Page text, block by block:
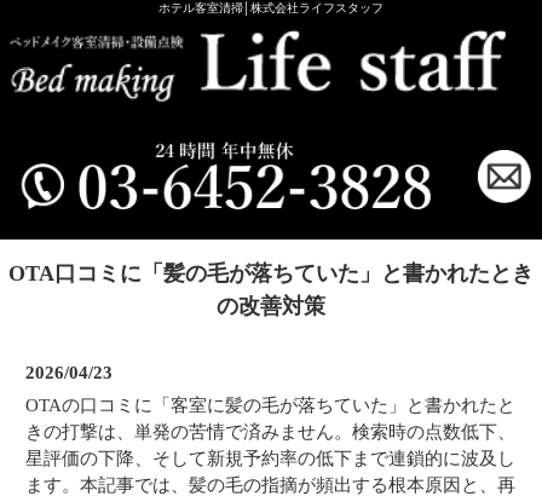
ホテル客室清掃│株式会社ライフスタッフ
OTA口コミに「髪の毛が落ちていた」と書かれたとき
の改善対策
2026/04/23
OTAの口コミに「客室に髪の毛が落ちていた」と書かれたと
きの打撃は、単発の苦情で済みません。検索時の点数低下、
星評価の下降、そして新規予約率の低下まで連鎖的に波及し
ます。本記事では、髪の毛の指摘が頻出する根本原因と、再